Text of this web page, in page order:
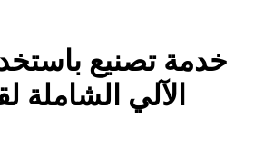
خدمة تصنيع
الآلي الشاملة